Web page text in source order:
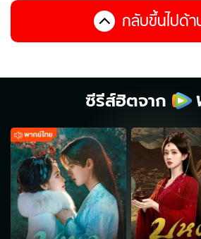
กลับขึ้นไปด้า
ซีรีส์ฮิตจาก